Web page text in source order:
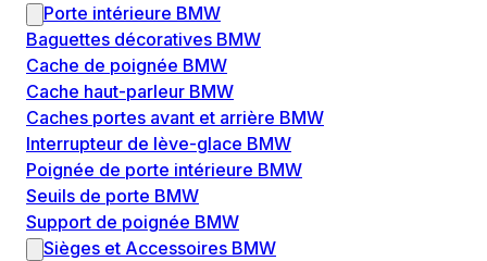
Porte intérieure BMW
Baguettes décoratives BMW
Cache de poignée BMW
Cache haut-parleur BMW
Caches portes avant et arrière BMW
Interrupteur de lève-glace BMW
Poignée de porte intérieure BMW
Seuils de porte BMW
Support de poignée BMW
Sièges et Accessoires BMW